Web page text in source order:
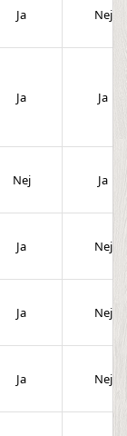
Ja Nej
Ja Ja
Nej Ja
Ja Nej
Ja Nej
Ja Nej